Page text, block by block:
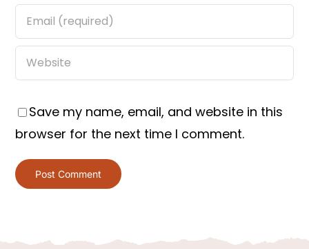
Save my name, email, and website in this
browser for the next time I comment.